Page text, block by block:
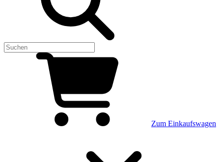
Zum Einkaufswagen